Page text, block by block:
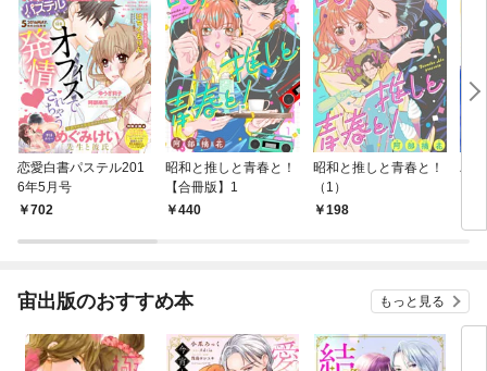
恋愛白書パステル201
6年5月号
702
昭和と推しと青春と！
【合冊版】1
440
昭和と推しと青春と！
（1）
198
バ
宙出版のおすすめ本 もっと見る